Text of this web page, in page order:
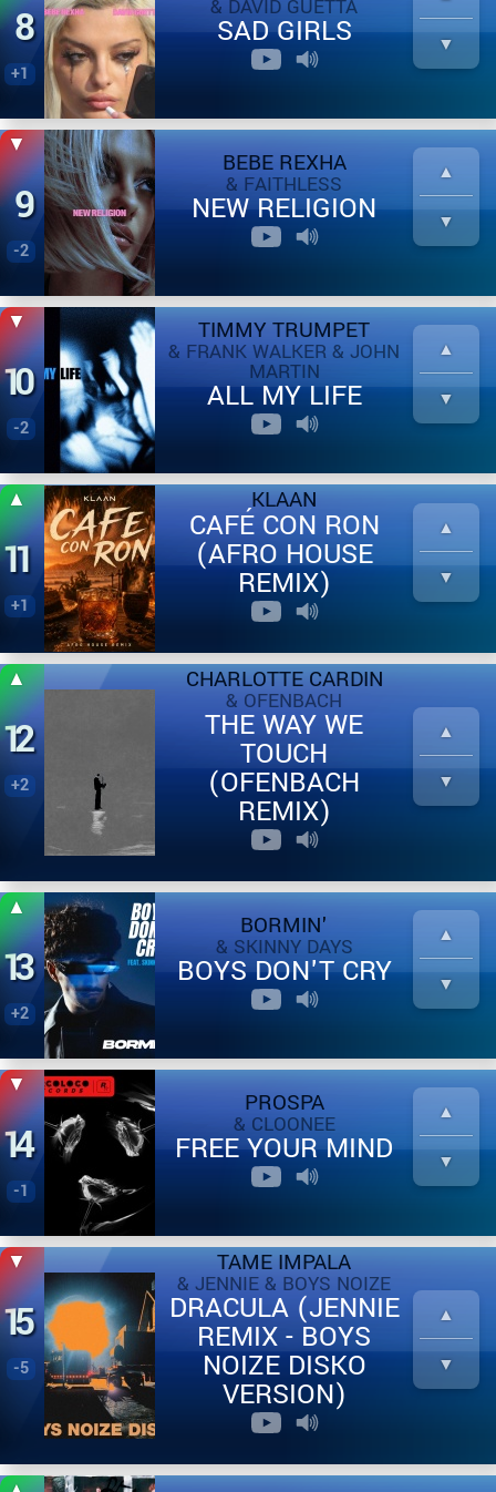
8
+1
& DAVID GUETTA
SAD GIRLS
9
-2
BEBE REXHA
& FAITHLESS
NEW RELIGION
10
-2
TIMMY TRUMPET
& FRANK WALKER & JOHN
MARTIN
ALL MY LIFE
11
+1
KLAAN
CAFÉ CON RON
(AFRO HOUSE
REMIX)
12
+2
CHARLOTTE CARDIN
& OFENBACH
THE WAY WE
TOUCH
(OFENBACH
REMIX)
13
+2
BORMIN'
& SKINNY DAYS
BOYS DON'T CRY
14
-1
PROSPA
& CLOONEE
FREE YOUR MIND
15
-5
TAME IMPALA
& JENNIE & BOYS NOIZE
DRACULA (JENNIE
REMIX - BOYS
NOIZE DISKO
VERSION)